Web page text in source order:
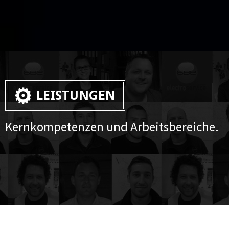
LEISTUNGEN
Kernkompetenzen und Arbeitsbereiche.